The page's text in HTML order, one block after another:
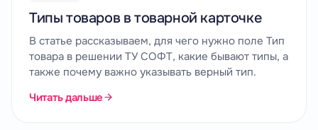
Типы товаров в товарной карточке
В статье рассказываем, для чего нужно поле Тип
товара в решении ТУ СОФТ, какие бывают типы, а
также почему важно указывать верный тип.
Читать дальше